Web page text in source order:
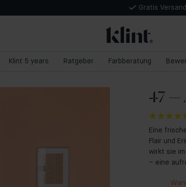
Gratis
Klint 5 years Ratgeber Farbberatung
47 —
Eine
Flair und
wirkt sie
– eine